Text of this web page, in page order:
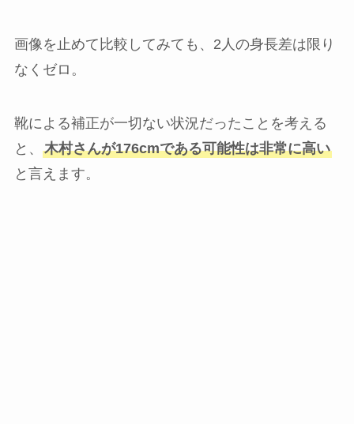
画像を止めて比較してみても、2人の身長差は限り
なくゼロ。
靴による補正が一切ない状況だったことを考える
と、 木村さんが176cmである可能性は非常に高い
と言えます。